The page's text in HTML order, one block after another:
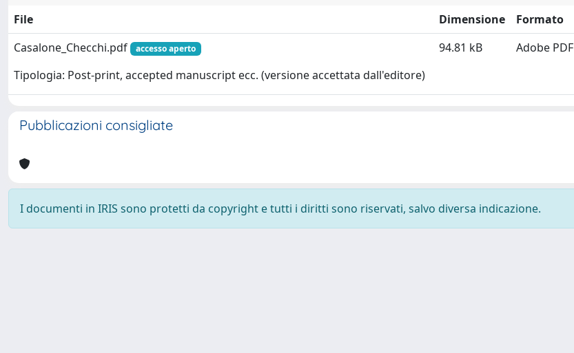
File
Dimensione
Formato
Casalone_Checchi.pdf
accesso aperto
Tipologia: Post-print, accepted manuscript ecc. (versione accettata dall'editore)
94.81 kB Adobe PDF
Pubblicazioni consigliate
I documenti in IRIS sono protetti da copyright e tutti i diritti sono riservati, salvo diversa indicazione.